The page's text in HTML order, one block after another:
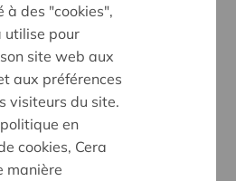
en
solidaire et respectueuse, sans
à des "cookies",
utilise pour
site web aux
aux préférences
visiteurs du site.
en
cookies, Cera
manière